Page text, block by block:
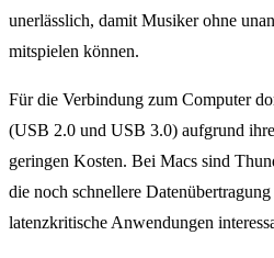
unerlässlich, damit Musiker ohne
mitspielen können.
Für die Verbindung zum Computer
(USB 2.0 und USB 3.0) aufgrund
geringen Kosten. Bei Macs sind
die noch schnellere
latenzkritische Anwendungen